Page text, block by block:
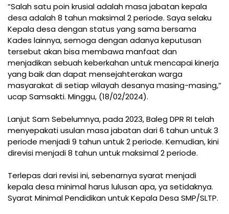
“Salah satu poin krusial adalah masa jabatan kepala
desa adalah 8 tahun maksimal 2 periode. Saya selaku
Kepala desa dengan status yang sama bersama
Kades lainnya, semoga dengan adanya keputusan
tersebut akan bisa membawa manfaat dan
menjadikan sebuah keberkahan untuk mencapai kinerja
yang baik dan dapat mensejahterakan warga
masyarakat di setiap wilayah desanya masing-masing,”
ucap Samsakti. Minggu, (18/02/2024).
Lanjut Sam Sebelumnya, pada 2023, Baleg DPR RI telah
menyepakati usulan masa jabatan dari 6 tahun untuk 3
periode menjadi 9 tahun untuk 2 periode. Kemudian, kini
direvisi menjadi 8 tahun untuk maksimal 2 periode.
Terlepas dari revisi ini, sebenarnya syarat menjadi
kepala desa minimal harus lulusan apa, ya setidaknya.
Syarat Minimal Pendidikan untuk Kepala Desa SMP/SLTP.